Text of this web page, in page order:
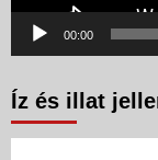
00:00
Íz és illat